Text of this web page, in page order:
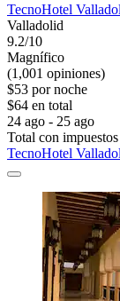
TecnoHotel
Valladolid
9.2/10
Magnífico
(1,001 opiniones)
$53 por noche
$64 en total
24 ago - 25 ago
Total con
TecnoHotel